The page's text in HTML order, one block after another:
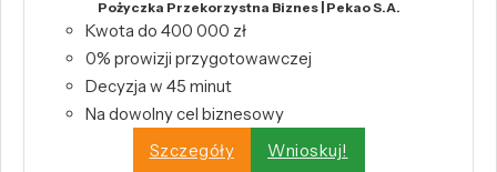
Pożyczka Przekorzystna Biznes | Pekao S.A.
Kwota do 400 000 zł
0% prowizji przygotowawczej
Decyzja w 45 minut
Na dowolny cel biznesowy
Szczegóły
Wnioskuj!